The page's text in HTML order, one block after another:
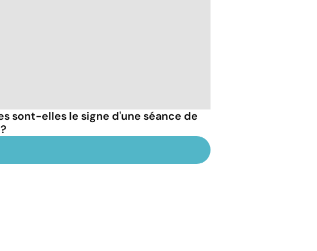
sont-elles le signe d'une séance de